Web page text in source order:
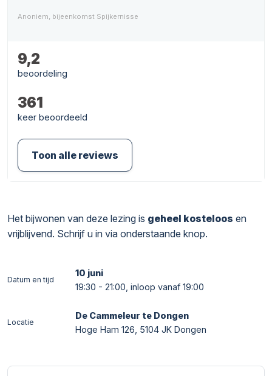
Anoniem, bijeenkomst Spijkernisse
9,2
beoordeling
361
keer beoordeeld
Toon alle reviews
Het bijwonen van deze lezing is geheel kosteloos en
vrijblijvend. Schrijf u in via onderstaande knop.
Datum en tijd
10 juni
19:30 - 21:00, inloop vanaf 19:00
Locatie
De Cammeleur te Dongen
Hoge Ham 126, 5104 JK Dongen